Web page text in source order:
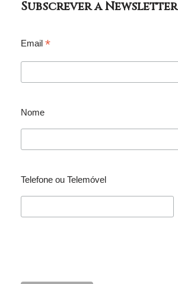
Subscrever a Newsletter
Email *
Nome
Telefone ou Telemóvel